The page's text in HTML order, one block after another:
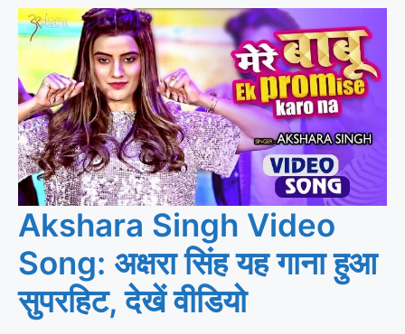
Akshara Singh Video
Song: अक्षरा सिंह यह गाना हुआ
सुपरहिट, देखें वीडियो